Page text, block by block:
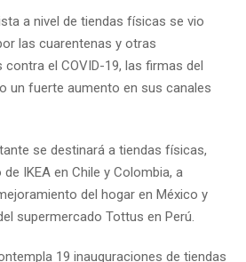
a nivel de tiendas físicas se vio
las cuarentenas y otras
el COVID-19, las firmas del
un fuerte aumento en sus canales
se destinará a tiendas físicas,
IKEA en Chile y Colombia, a
del hogar en México y
supermercado Tottus en Perú.
19 inauguraciones de tiendas